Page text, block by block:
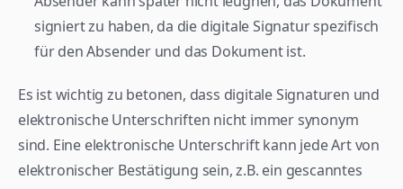
signiert zu haben, da die digitale Signatur spezifisch
für den Absender und das Dokument ist.
Es ist wichtig zu betonen, dass digitale Signaturen und
elektronische Unterschriften nicht immer synonym
sind. Eine elektronische Unterschrift kann jede Art von
elektronischer Bestätigung sein, z.B. ein gescanntes